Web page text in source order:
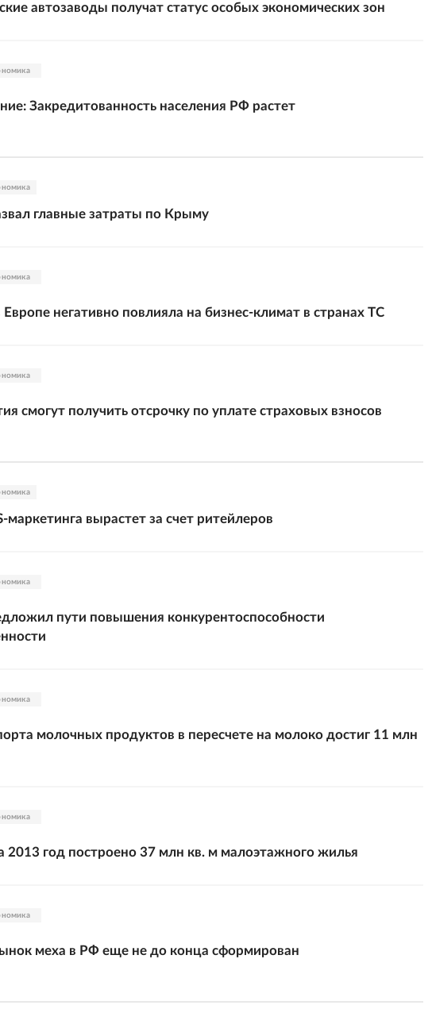
автозаводы получат статус особых экономических зон
Закредитованность населения РФ растет
главные затраты по Крыму
Европе негативно повлияла на бизнес-климат в странах ТС
смогут получить отсрочку по уплате страховых взносов
маркетинга вырастет за счет ритейлеров
пути повышения конкурентоспособности
молочных продуктов в пересчете на молоко достиг 11 млн
2013 год построено 37 млн кв. м малоэтажного жилья
меха в РФ еще не до конца сформирован